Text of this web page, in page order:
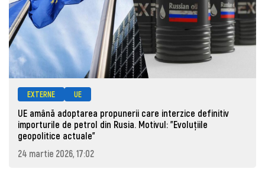
EXTERNE UE
UE amână adoptarea propunerii care interzice definitiv
importurile de petrol din Rusia. Motivul: "Evoluțiile
geopolitice actuale"
24 martie 2026, 17:02